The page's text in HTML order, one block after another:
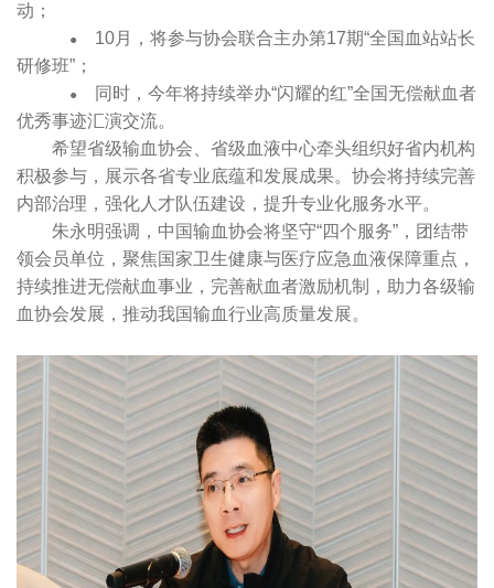
动；
●
10月，将参与协会联合主办第17期“全国血站站长
研修班”；
●
同时，今年将持续举办“闪耀的红”全国无偿献血者
优秀事迹汇演交流。
希望省级输血协会、省级血液中心牵头组织好省内机构
积极参与，展示各省专业底蕴和发展成果。协会将持续完善
内部治理，强化人才队伍建设，提升专业化服务水平。
朱永明强调，中国输血协会将坚守“四个服务”，团结带
领会员单位，聚焦国家卫生健康与医疗应急血液保障重点，
持续推进无偿献血事业，完善献血者激励机制，助力各级输
血协会发展，推动我国输血行业高质量发展。